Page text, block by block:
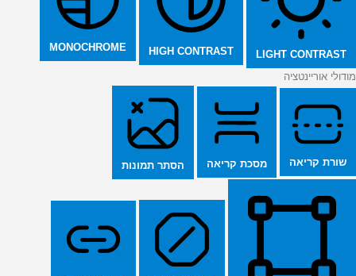
LIGHT CONTRAST
HIGH CONTRAST
MONOCHROME
מודולי אוריינטציה
שורת קריאה מסכת קריאה הסתר תמונות